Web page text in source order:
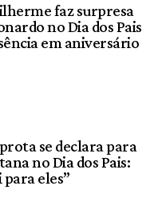
faz surpresa
no Dia dos Pais
em aniversário
se declara para
no Dia dos Pais:
para eles”